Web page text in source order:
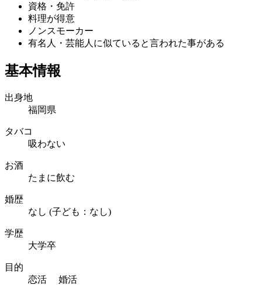
資格・免許
料理が得意
ノンスモーカー
有名人・芸能人に似ていると言われた事がある
基本情報
出身地
福岡県
タバコ
吸わない
お酒
たまに飲む
婚歴
なし (子ども：なし)
学歴
大学卒
目的
恋活 婚活